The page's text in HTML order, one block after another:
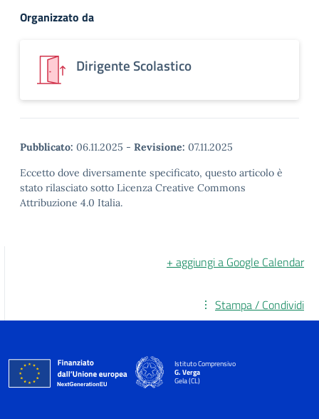
Organizzato da
Dirigente Scolastico
Pubblicato: 06.11.2025 - Revisione: 07.11.2025
Eccetto dove diversamente specificato, questo articolo è
stato rilasciato sotto Licenza Creative Commons
Attribuzione 4.0 Italia.
+ aggiungi a Google Calendar
Stampa / Condividi
Istituto Comprensivo
G. Verga
Gela (CL)